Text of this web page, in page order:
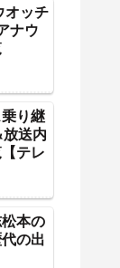
オッチ
ナウ
り継
送内
テレ
本の
の出